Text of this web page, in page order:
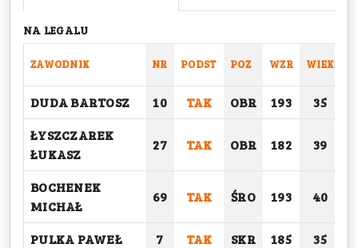
NA LEGALU
ZAWODNIK NR PODST POZ WZR WIEK
DUDA BARTOSZ 10 TAK OBR 193 35
ŁYSZCZAREK
ŁUKASZ
27 TAK OBR 182 39
BOCHENEK
MICHAŁ
69 TAK ŚRO 193 40
PULKA PAWEŁ 7 TAK SKR 185 35